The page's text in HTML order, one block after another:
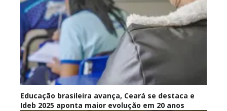
Educação brasileira avança, Ceará se destaca e
Ideb 2025 aponta maior evolução em 20 anos